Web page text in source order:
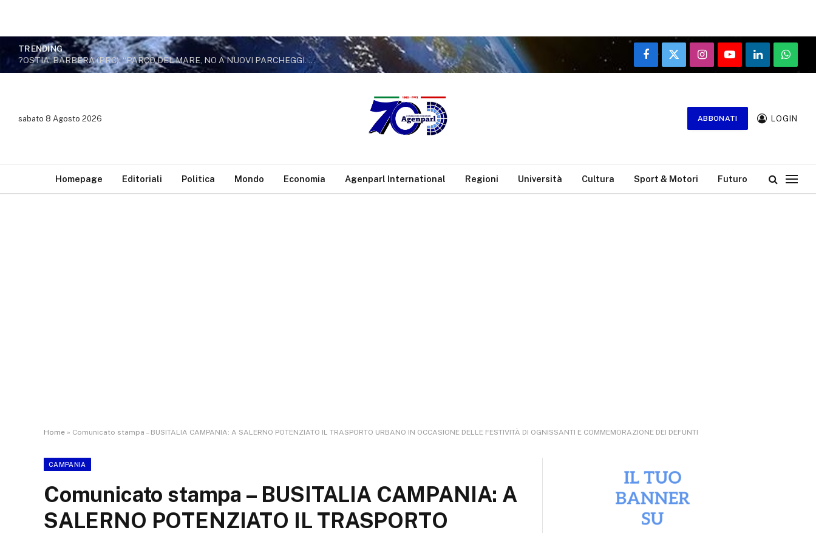
TRENDING
?OSTIA, BARBERA (PRC): “PARCO DEL MARE, NO A NUOVI PARCHEGGI. ROCCA SBAGLIA, MA GUALTIERI POTENZI IL TRASPORTO PUBBLICO
Facebook
X
(Twitter)
InstagramYouTubeLinkedIn
sabato 8 Agosto 2026 ABBONATI LOGIN
Homepage Editoriali Politica Mondo Economia Agenparl International Regioni Università Cultura Sport & Motori Futuro
Home » Comunicato stampa – BUSITALIA CAMPANIA: A SALERNO POTENZIATO IL TRASPORTO URBANO IN OCCASIONE DELLE FESTIVITÀ DI OGNISSANTI E COMMEMORAZIONE DEI DEFUNTI
CAMPANIA
Comunicato stampa – BUSITALIA CAMPANIA: A
SALERNO POTENZIATO IL TRASPORTO